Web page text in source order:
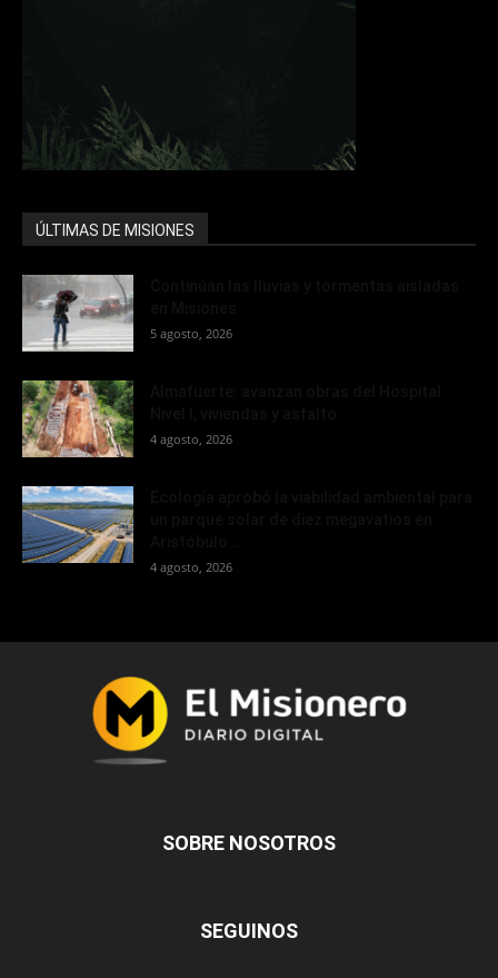
ÚLTIMAS DE MISIONES
5 agosto, 2026
4 agosto, 2026
4 agosto, 2026
SOBRE NOSOTROS
SEGUINOS